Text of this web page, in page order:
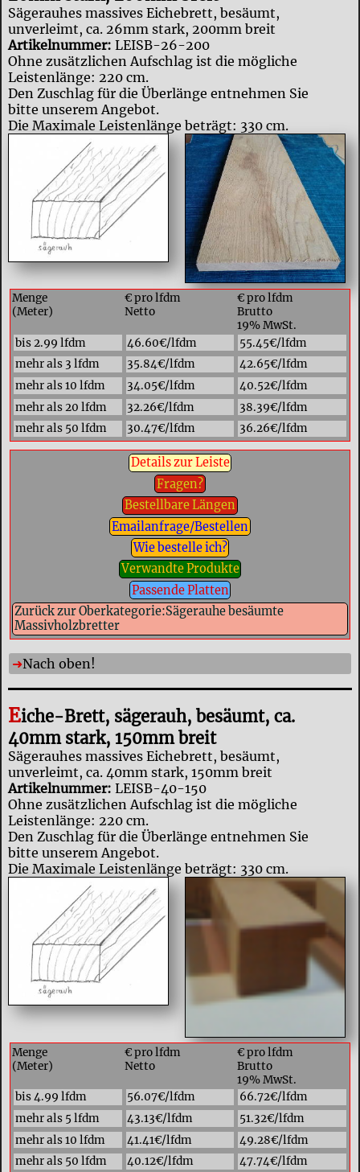
Sägerauhes massives Eichebrett, besäumt,
unverleimt, ca. 26mm stark, 200mm breit
Artikelnummer: LEISB-26-200
Ohne zusätzlichen Aufschlag ist die mögliche
Leistenlänge: 220 cm.
Den Zuschlag für die Überlänge entnehmen Sie
bitte unserem Angebot.
Die Maximale Leistenlänge beträgt: 330 cm.
Menge
(Meter)
€ pro lfdm
Netto
€ pro lfdm
Brutto
19% MwSt.
bis 2.99 lfdm
46.60€/lfdm
55.45€/lfdm
mehr als 3 lfdm
35.84€/lfdm
42.65€/lfdm
mehr als 10 lfdm
34.05€/lfdm
40.52€/lfdm
mehr als 20 lfdm
32.26€/lfdm
38.39€/lfdm
mehr als 50 lfdm
30.47€/lfdm 36.26€/lfdm
Details zur Leiste
Fragen?
Bestellbare Längen
Emailanfrage/Bestellen
Wie bestelle ich?
Verwandte Produkte
Passende Platten
Zurück zur Oberkategorie:Sägerauhe besäumte
Massivholzbretter
Nach oben!
Eiche-Brett, sägerauh, besäumt, ca.
40mm stark, 150mm breit
Sägerauhes massives Eichebrett, besäumt,
unverleimt, ca. 40mm stark, 150mm breit
Artikelnummer: LEISB-40-150
Ohne zusätzlichen Aufschlag ist die mögliche
Leistenlänge: 220 cm.
Den Zuschlag für die Überlänge entnehmen Sie
bitte unserem Angebot.
Die Maximale Leistenlänge beträgt: 330 cm.
Menge
(Meter)
€ pro lfdm
Netto
€ pro lfdm
Brutto
19% MwSt.
bis 4.99 lfdm
56.07€/lfdm
66.72€/lfdm
mehr als 5 lfdm
43.13€/lfdm
51.32€/lfdm
mehr als 10 lfdm
41.41€/lfdm
49.28€/lfdm
mehr als 50 lfdm
40.12€/lfdm
47.74€/lfdm